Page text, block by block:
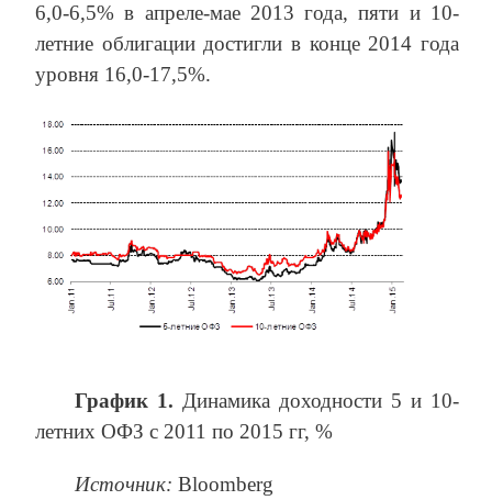
6,0-6,5% в апреле-мае 2013 года, пяти и 10-
летние облигации достигли в конце 2014 года
уровня 16,0-17,5%.
График 1. Динамика доходности 5 и 10-
летних ОФЗ с 2011 по 2015 гг, %
Источник: Bloomberg